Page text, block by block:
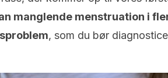
manglende menstruation i
, som du bør